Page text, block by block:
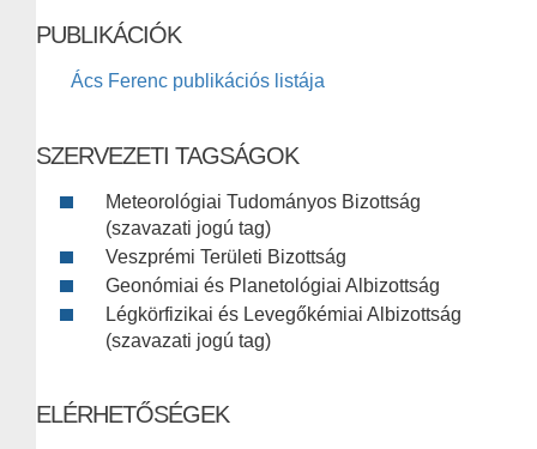
PUBLIKÁCIÓK
Ács Ferenc publikációs listája
SZERVEZETI TAGSÁGOK
Meteorológiai Tudományos Bizottság
(szavazati jogú tag)
Veszprémi Területi Bizottság
Geonómiai és Planetológiai Albizottság
Légkörfizikai és Levegőkémiai Albizottság
(szavazati jogú tag)
ELÉRHETŐSÉGEK